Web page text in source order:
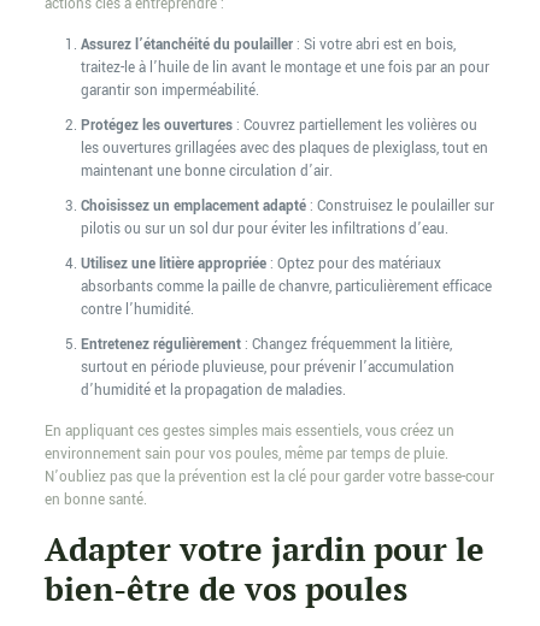
actions clés à entreprendre :
Assurez l’étanchéité du poulailler: Si votre abri est en bois,
traitez-le à l’huile de lin avant le montage et une fois par an pour
garantir son imperméabilité.
Protégez les ouvertures: Couvrez partiellement les volières ou
les ouvertures grillagées avec des plaques de plexiglass, tout en
maintenant une bonne circulation d’air.
Choisissez un emplacement adapté: Construisez le poulailler sur
pilotis ou sur un sol dur pour éviter les infiltrations d’eau.
Utilisez une litière appropriée: Optez pour des matériaux
absorbants comme la paille de chanvre, particulièrement efficace
contre l’humidité.
Entretenez régulièrement: Changez fréquemment la litière,
surtout en période pluvieuse, pour prévenir l’accumulation
d’humidité et la propagation de maladies.
En appliquant ces gestes simples mais essentiels, vous créez un
environnement sain pour vos poules, même par temps de pluie.
N’oubliez pas que la prévention est la clé pour garder votre basse-cour
en bonne santé.
Adapter votre jardin pour le
bien-être de vos poules